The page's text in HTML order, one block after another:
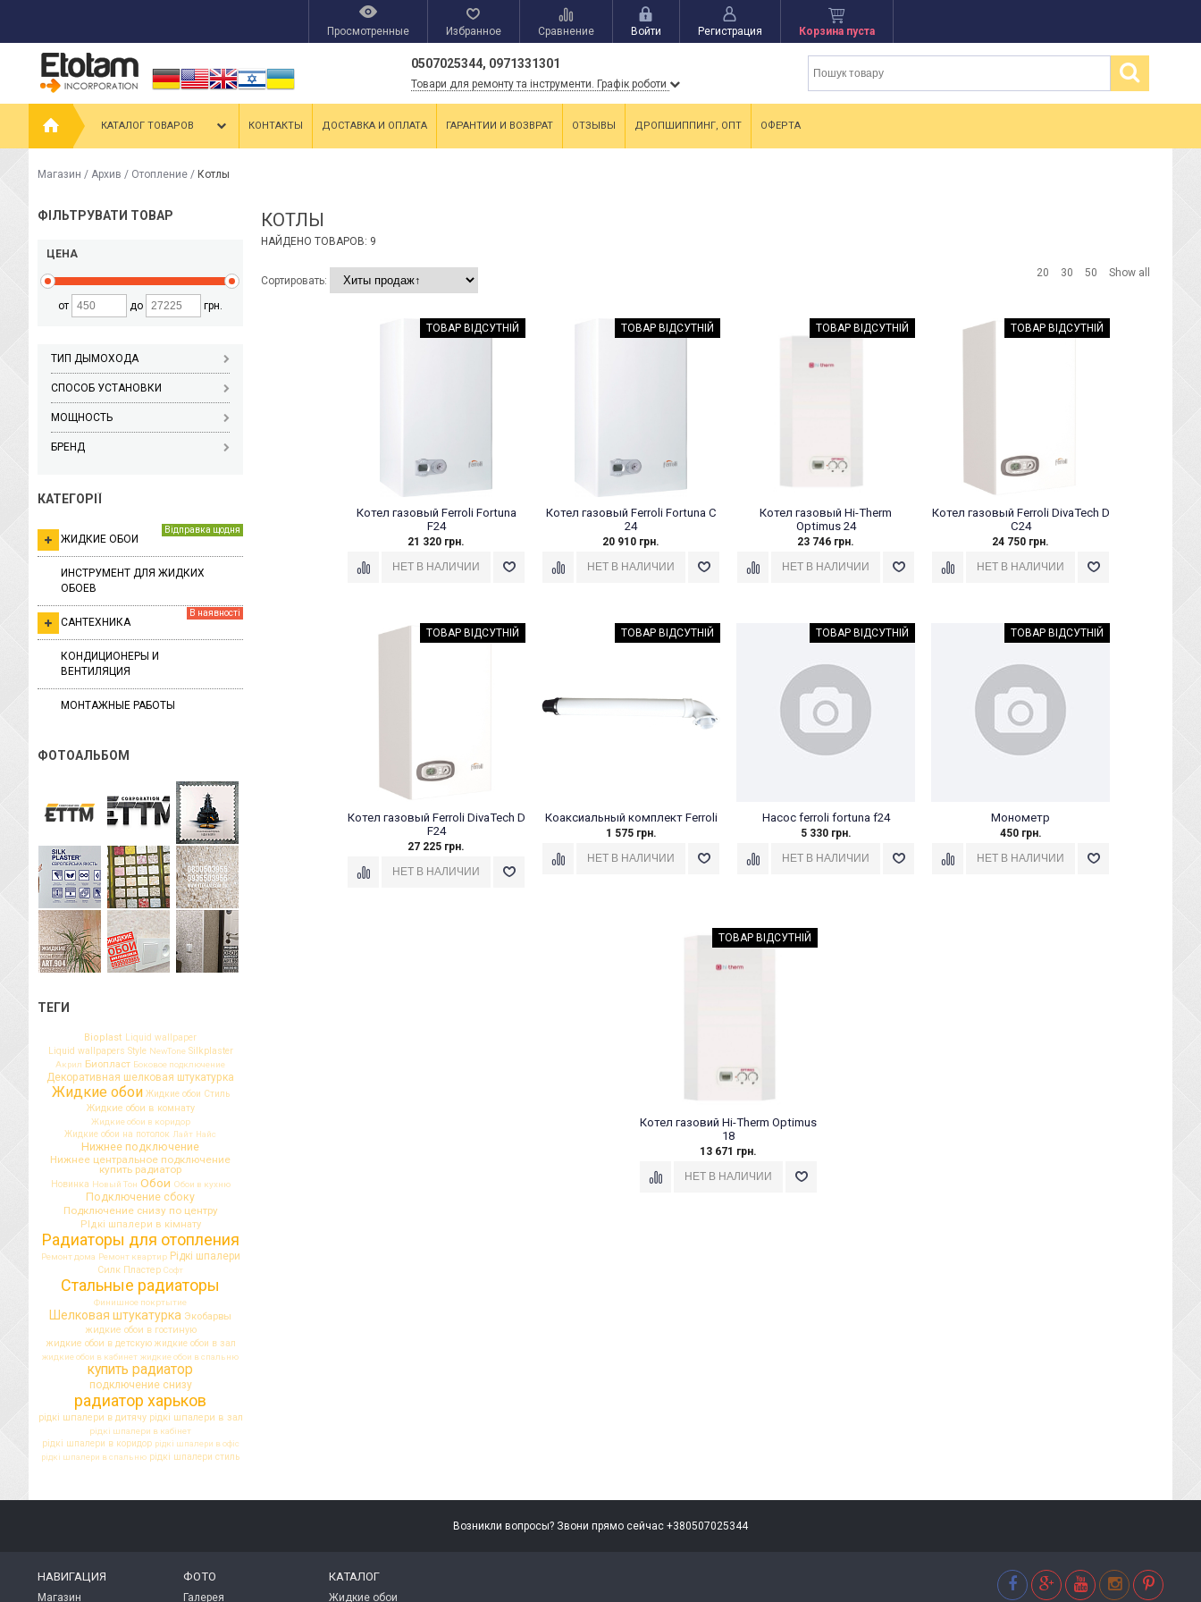
Просмотренные Избранное Сравнение Войти Регистрация Корзина пуста
0507025344, 0971331301
Товари для ремонту та інструменти. Графік роботи
КАТАЛОГ ТОВАРОВ КОНТАКТЫ ДОСТАВКА И ОПЛАТА ГАРАНТИИ И ВОЗВРАТ ОТЗЫВЫ ДРОПШИППИНГ, ОПТ ОФЕРТА
Магазин / Архив / Отопление / Котлы
ФІЛЬТРУВАТИ ТОВАР
ЦЕНА
от до грн.
ТИП ДЫМОХОДА
СПОСОБ УСТАНОВКИ
МОЩНОСТЬ
БРЕНД
КАТЕГОРІЇ
ЖИДКИЕ ОБОИ
Відправка щодня
ИНСТРУМЕНТ ДЛЯ ЖИДКИХ
ОБОЕВ
САНТЕХНИКА
В наявності
КОНДИЦИОНЕРЫ И
ВЕНТИЛЯЦИЯ
МОНТАЖНЫЕ РАБОТЫ
ФОТОАЛЬБОМ
ТЕГИ
Bioplast Liquid wallpaper
Liquid wallpapers Style NewTone Silkplaster
Акрил Биопласт Боковое подключение
Декоративная шелковая штукатурка
Жидкие обои Жидкие обои Стиль
Жидкие обои в комнату
Жидкие обои в коридор
Жидкие обои на потолок Лайт Найс
Нижнее подключение
Нижнее центральное подключение
купить радиатор
Новинка Новый Тон Обои Обои в кухню
Подключение сбоку
Подключение снизу по центру
РІдкі шпалери в кімнату
Радиаторы для отопления
Ремонт дома Ремонт квартир Рідкі шпалери
Силк Пластер Софт
Стальные радиаторы
Финишное покртытие
Шелковая штукатурка Экобарвы
жидкие обои в гостиную
жидкие обои в детскую жидкие обои в зал
жидкие обои в кабинет жидкие обои в спальню
купить радиатор
подключение снизу
радиатор харьков
рідкі шпалери в дитячу рідкі шпалери в зал
рідкі шпалери в кабінет
рідкі шпалери в коридор рідкі шпалери в офіс
рідкі шпалери в спальню рідкі шпалери стиль
КОТЛЫ
НАЙДЕНО ТОВАРОВ: 9
Сортировать:
20 30 50 Show all
ТОВАР ВІДСУТНІЙ
Котел газовый Ferroli Fortuna
F24
21 320 грн.
ТОВАР ВІДСУТНІЙ
Котел газовый Ferroli Fortuna C
24
20 910 грн.
ТОВАР ВІДСУТНІЙ
Котел газовый Hi-Therm
Optimus 24
23 746 грн.
ТОВАР ВІДСУТНІЙ
Котел газовый Ferroli DivaTech D
C24
24 750 грн.
ТОВАР ВІДСУТНІЙ
Котел газовый Ferroli DivaTech D
F24
27 225 грн.
ТОВАР ВІДСУТНІЙ
Коаксиальный комплект Ferroli
1 575 грн.
ТОВАР ВІДСУТНІЙ
Насос ferroli fortuna f24
5 330 грн.
ТОВАР ВІДСУТНІЙ
Монометр
450 грн.
ТОВАР ВІДСУТНІЙ
Котел газовий Hi-Therm Optimus
18
13 671 грн.
Возникли вопросы? Звони прямо сейчас +380507025344
НАВИГАЦИЯ
Магазин
ФОТО
Галерея
КАТАЛОГ
Жидкие обои